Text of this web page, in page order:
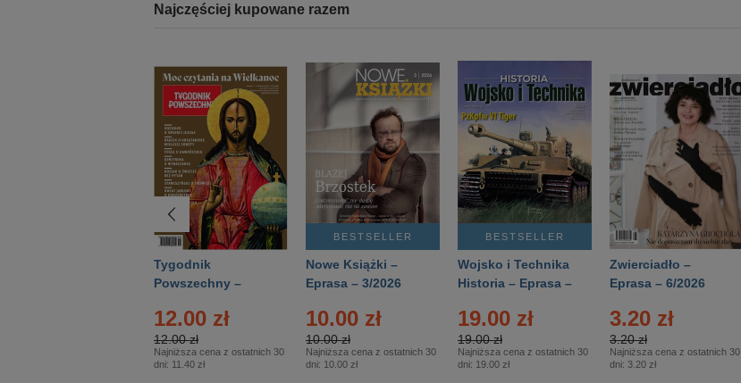
Najczęściej kupowane razem
Tygodnik
Powszechny –
12.00 zł
12.00 zł
Najniższa cena z ostatnich 30
dni: 11.40 zł
BESTSELLER
Nowe Książki –
Eprasa – 3/2026
10.00 zł
10.00 zł
Najniższa cena z ostatnich 30
dni: 10.00 zł
BESTSELLER
Wojsko i Technika
Historia – Eprasa –
19.00 zł
19.00 zł
Najniższa cena z ostatnich 30
dni: 19.00 zł
Zwierciadło –
Eprasa – 6/2026
3.20 zł
3.20 zł
Najniższa cena z ostatnich 30
dni: 3.20 zł